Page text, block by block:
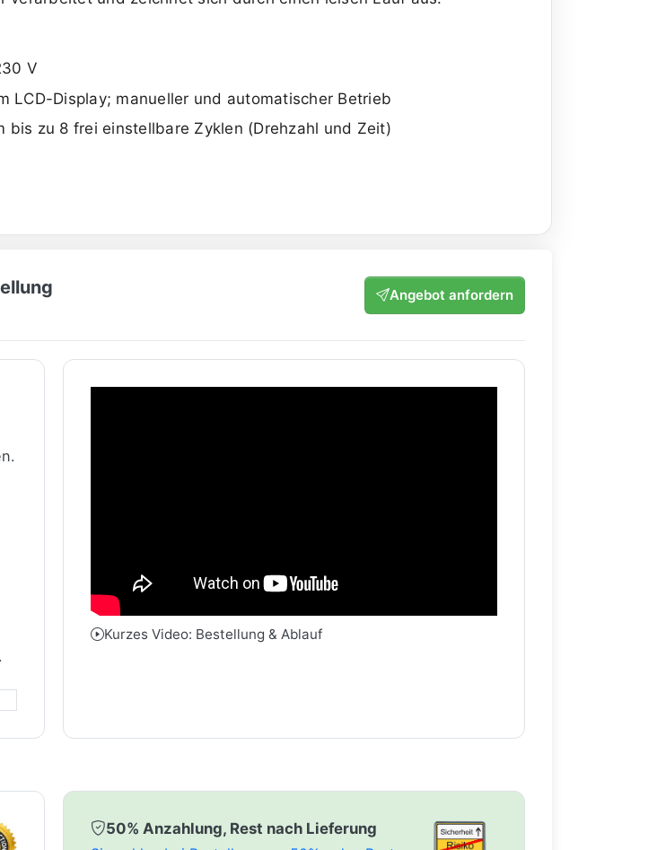
V
LCD-Display; manueller und automatischer Betrieb
bis zu 8 frei einstellbare Zyklen (Drehzahl und Zeit)
Angebot anfordern
Kurzes Video: Bestellung & Ablauf
50% Anzahlung, Rest nach Lieferung